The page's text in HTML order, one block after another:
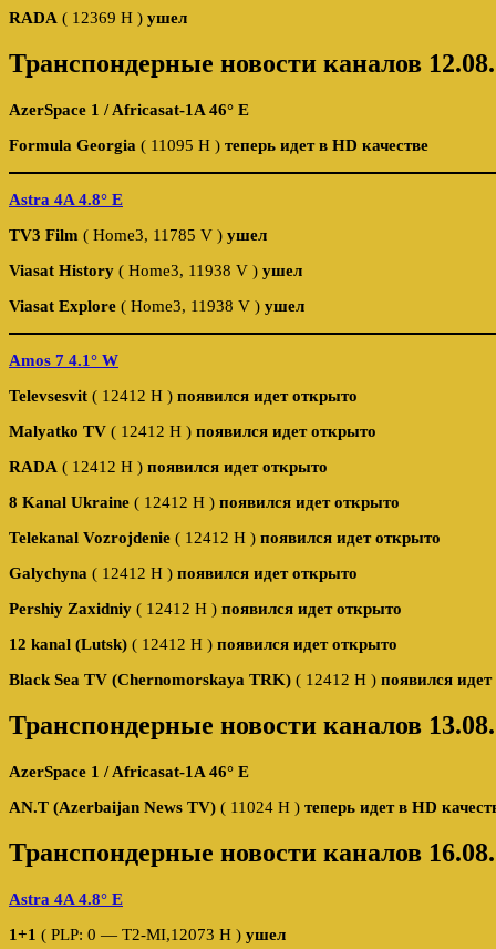
RADA ( 12369 H ) ушел
Транспондерные новости каналов
AzerSpace 1 / Africasat-1A 46° E
Formula Georgia ( 11095 H ) теперь идет в HD качестве
Astra 4A 4.8° E
TV3 Film ( Home3, 11785 V ) ушел
Viasat History ( Home3, 11938 V ) ушел
Viasat Explore ( Home3, 11938 V ) ушел
Amos 7 4.1° W
Televsesvit ( 12412 Н ) появился идет открыто
Malyatko TV ( 12412 Н ) появился идет открыто
RADA ( 12412 Н ) появился идет открыто
8 Kanal Ukraine ( 12412 Н ) появился идет открыто
Telekanal Vozrojdenie ( 12412 Н ) появился идет открыто
Galychyna ( 12412 Н ) появился идет открыто
Pershiy Zaxidniy ( 12412 Н ) появился идет открыто
12 kanal (Lutsk) ( 12412 Н ) появился идет открыто
Black Sea TV (Chernomorskaya TRK) ( 12412 Н ) появился
Транспондерные новости каналов
AzerSpace 1 / Africasat-1A 46° E
AN.T (Azerbaijan News TV) ( 11024 Н ) теперь идет в HD
Транспондерные новости каналов
Astra 4A 4.8° E
1+1 ( PLP: 0 — T2-MI,12073 H ) ушел